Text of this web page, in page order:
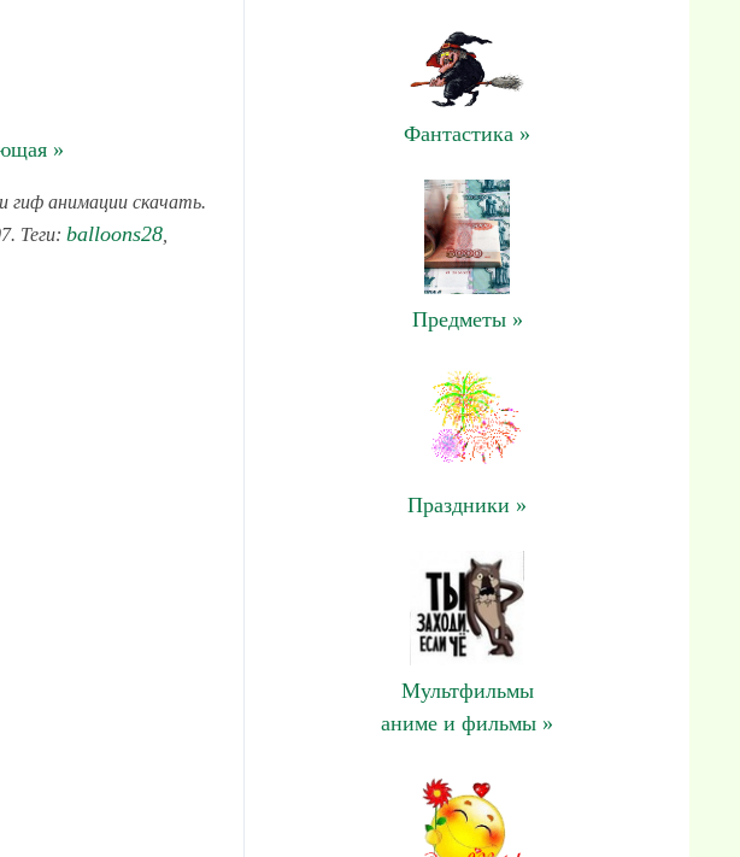
»
гиф анимации скачать.
Теги: balloons28
Фантастика »
Предметы »
Праздники »
Мультфильмы
аниме и фильмы »